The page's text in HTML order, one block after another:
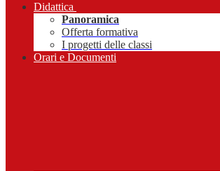
Didattica
Panoramica
Offerta formativa
I progetti delle classi
Orari e Documenti